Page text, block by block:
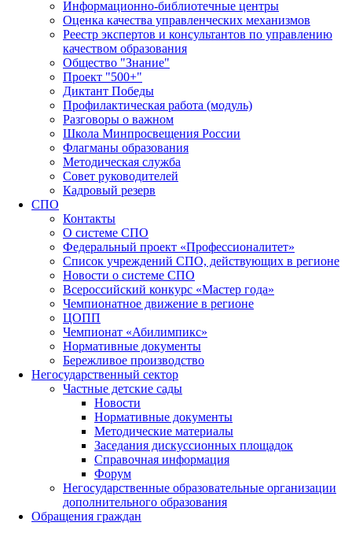
Информационно-библиотечные центры
Оценка качества управленческих механизмов
Реестр экспертов и консультантов по управлению
качеством образования
Общество "Знание"
Проект "500+"
Диктант Победы
Профилактическая работа (модуль)
Разговоры о важном
Школа Минпросвещения России
Флагманы образования
Методическая служба
Совет руководителей
Кадровый резерв
СПО
Контакты
О системе СПО
Федеральный проект «Профессионалитет»
Список учреждений СПО, действующих в регионе
Новости о системе СПО
Всероссийский конкурс «Мастер года»
Чемпионатное движение в регионе
ЦОПП
Чемпионат «Абилимпикс»
Нормативные документы
Бережливое производство
Негосударственный сектор
Частные детские сады
Новости
Нормативные документы
Методические материалы
Заседания дискуссионных площадок
Справочная информация
Форум
Негосударственные образовательные организации
дополнительного образования
Обращения граждан